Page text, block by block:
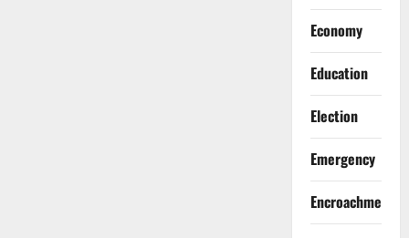
Economy
Education
Election
Emergency
Encroachment